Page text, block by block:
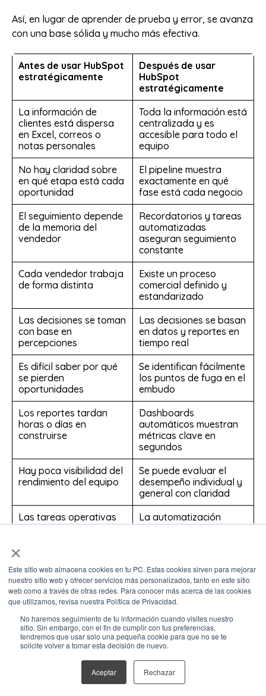
×
Este sitio web almacena cookies en tu PC. Estas cookies sirven para mejorar
nuestro sitio web y ofrecer servicios más personalizados, tanto en este sitio
web como a través de otras redes. Para conocer más acerca de las cookies
que utilizamos, revisa nuestra Política de Privacidad.
No haremos seguimiento de tu información cuando visites nuestro
sitio. Sin embargo, con el fin de cumplir con tus preferencias,
tendremos que usar solo una pequeña cookie para que no se te
solicite volver a tomar esta decisión de nuevo.
Aceptar Rechazar
Así, en lugar de aprender de prueba y error, se avanza
con una base sólida y mucho más efectiva.
Antes de usar HubSpot
estratégicamente
Después de usar
HubSpot
estratégicamente
La información de
clientes está dispersa
en Excel, correos o
notas personales
Toda la información está
centralizada y es
accesible para todo el
equipo
No hay claridad sobre
en qué etapa está cada
oportunidad
El pipeline muestra
exactamente en qué
fase está cada negocio
El seguimiento depende
de la memoria del
vendedor
Recordatorios y tareas
automatizadas
aseguran seguimiento
constante
Cada vendedor trabaja
de forma distinta
Existe un proceso
comercial definido y
estandarizado
Las decisiones se toman
con base en
percepciones
Las decisiones se basan
en datos y reportes en
tiempo real
Es difícil saber por qué
se pierden
oportunidades
Se identifican fácilmente
los puntos de fuga en el
embudo
Los reportes tardan
horas o días en
construirse
Dashboards
automáticos muestran
métricas clave en
segundos
Hay poca visibilidad del
rendimiento del equipo
Se puede evaluar el
desempeño individual y
general con claridad
Las tareas operativas
consumen mucho
La automatización
reduce la carga
cierre de ventas
proyecciones más
precisas con base en
datos históricos
Dominar HubSpot no
es cuestión de